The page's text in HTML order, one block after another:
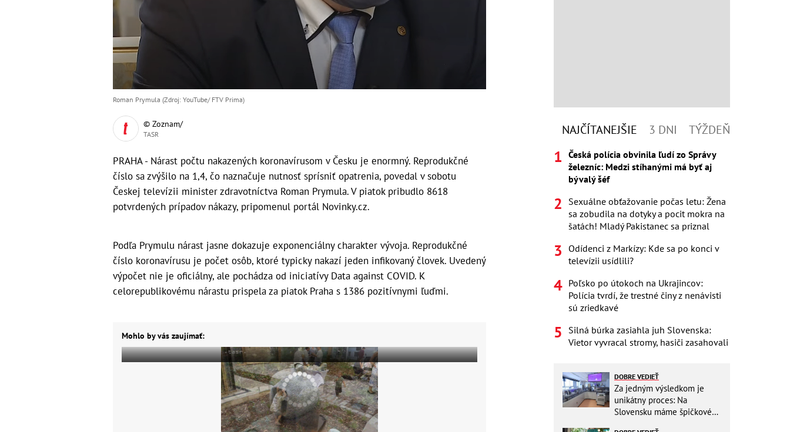
Roman Prymula (Zdroj: YouTube/ FTV Prima)
© Zoznam/
TASR
PRAHA - Nárast počtu nakazených koronavírusom v Česku je enormný. Reprodukčné
číslo sa zvýšilo na 1,4, čo naznačuje nutnosť sprísniť opatrenia, povedal v sobotu
Českej televízii minister zdravotníctva Roman Prymula. V piatok pribudlo 8618
potvrdených prípadov nákazy, pripomenul portál Novinky.cz.
Podľa Prymulu nárast jasne dokazuje exponenciálny charakter vývoja. Reprodukčné
číslo koronavírusu je počet osôb, ktoré typicky nakazí jeden infikovaný človek. Uvedený
výpočet nie je oficiálny, ale pochádza od iniciatívy Data against COVID. K
celorepublikovému nárastu prispela za piatok Praha s 1386 pozitívnymi ľuďmi.
Mohlo by vás zaujímať:
NAJČÍTANEJŠIE 3 DNI TÝŽDEŇ
Česká polícia obvinila ľudí zo Správy
železníc: Medzi stíhanými má byť aj
bývalý šéf
Sexuálne obťažovanie počas letu: Žena
sa zobudila na dotyky a pocit mokra na
šatách! Mladý Pakistanec sa priznal
Odídenci z Markízy: Kde sa po konci v
televízii usídlili?
Poľsko po útokoch na Ukrajincov:
Polícia tvrdí, že trestné činy z nenávisti
sú zriedkavé
Silná búrka zasiahla juh Slovenska:
Vietor vyvracal stromy, hasiči zasahovali
DOBRE VEDIEŤ
Za jedným výsledkom je
unikátny proces: Na
Slovensku máme špičkové